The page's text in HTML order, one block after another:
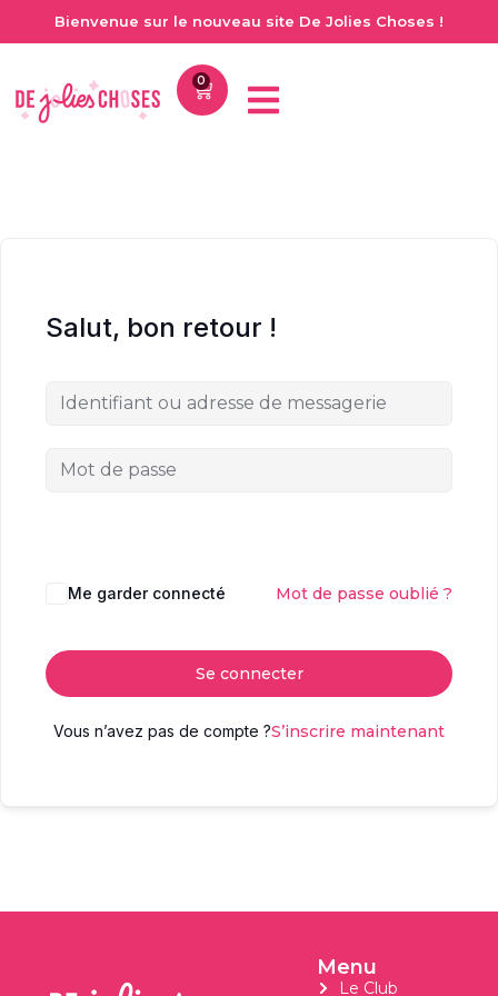
Bienvenue sur le nouveau site De Jolies Choses !
0
Salut, bon retour !
Me garder connecté Mot de passe oublié ?
Se connecter
Vous n’avez pas de compte ?S’inscrire maintenant
Menu
Le Club